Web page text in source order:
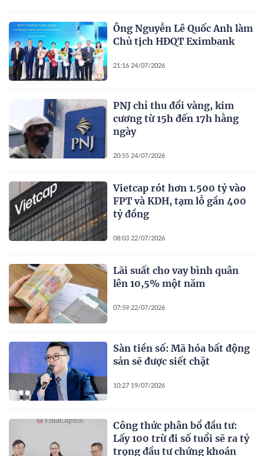
Ông Nguyễn Lê Quốc Anh làm
Chủ tịch HĐQT Eximbank
21:16 24/07/2026
PNJ chỉ thu đổi vàng, kim
cương từ 15h đến 17h hằng
ngày
20:55 24/07/2026
Vietcap rót hơn 1.500 tỷ vào
FPT và KDH, tạm lỗ gần 400
tỷ đồng
08:03 22/07/2026
Lãi suất cho vay bình quân
lên 10,5% một năm
07:59 22/07/2026
Sàn tiền số: Mã hóa bất động
sản sẽ được siết chặt
10:27 19/07/2026
Công thức phân bổ đầu tư:
Lấy 100 trừ đi số tuổi sẽ ra tỷ
trọng đầu tư chứng khoán